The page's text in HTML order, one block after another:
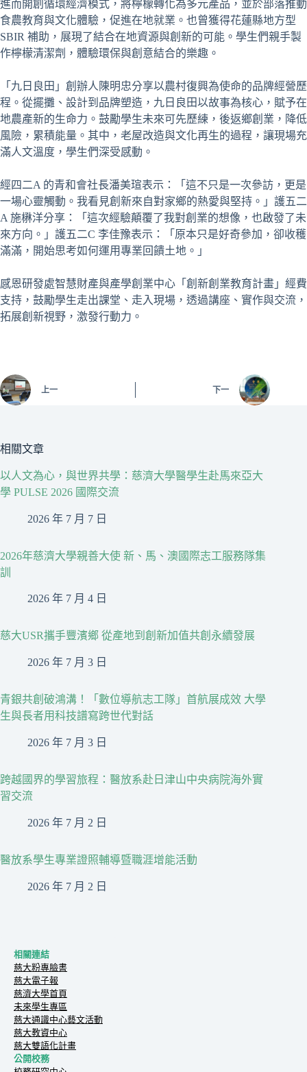
進而開創循環經濟模式，將檸檬轉化為多元產品，並於部落推動
食農教育與文化體驗，促進在地就業。也曾獲得花蓮縣地方型
SBIR 補助，展現了結合在地資源與創新的可能。學生們親手製
作檸檬清潔劑，體驗環保與創意結合的樂趣。
「九日良田」創辦人陳明忠分享以農村復興為使命的品牌經營歷
程。從擺攤、設計到品牌塑造，九日良田以故事為核心，賦予在
地農產新的生命力。鼓勵學生未來可先歷練，後返鄉創業，降低
風險，累積能量。其中，老屋改造與文化再生的過程，讓現場充
滿人文溫度，學生們深受感動。
經四二A 的青和會社長潘美瑄表示：「這不只是一次參訪，更是
一場心靈觸動。我看見創新來自對家鄉的熱愛與堅持。」護五二
A 施楙洋分享：「這次經驗顛覆了我對創業的想像，也啟發了未
來方向。」護五二C 李佳豫表示：「原本只是好奇參加，卻收穫
滿滿，開始思考如何運用專業回饋土地。」
感恩研發處智慧財產與產學創業中心「創新創業教育計畫」經費
支持，鼓勵學生走出課堂、走入現場，透過講座、實作與交流，
拓展創新視野，激發行動力。
上一 下一
相關文章
以人文為心，與世界共學：慈濟大學醫學生赴馬來亞大
學 PULSE 2026 國際交流
2026 年 7 月 7 日
2026年慈濟大學親善大使 新、馬、澳國際志工服務隊集
訓
2026 年 7 月 4 日
慈大USR攜手豐濱鄉 從產地到創新加值共創永續發展
2026 年 7 月 3 日
青銀共創破鴻溝！「數位導航志工隊」首航展成效 大學
生與長者用科技譜寫跨世代對話
2026 年 7 月 3 日
跨越國界的學習旅程：醫放系赴日津山中央病院海外實
習交流
2026 年 7 月 2 日
醫放系學生專業證照輔導暨職涯增能活動
2026 年 7 月 2 日
相關連結
慈大粉專臉書
慈大電子報
慈濟大學首頁
未來學生專區
慈大通識中心藝文活動
慈大教資中心
慈大雙語化計畫
公開校務